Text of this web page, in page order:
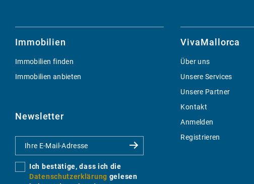
Immobilien
Immobilien finden
Immobilien anbieten
Newsletter
Ich bestätige, dass ich die
Datenschutzerklärung gelesen
VivaMallorca
Über uns
Unsere Services
Unsere Partner
Kontakt
Anmelden
Registrieren